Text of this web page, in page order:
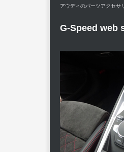
アウディのパーツアクセサ
G-Speed web